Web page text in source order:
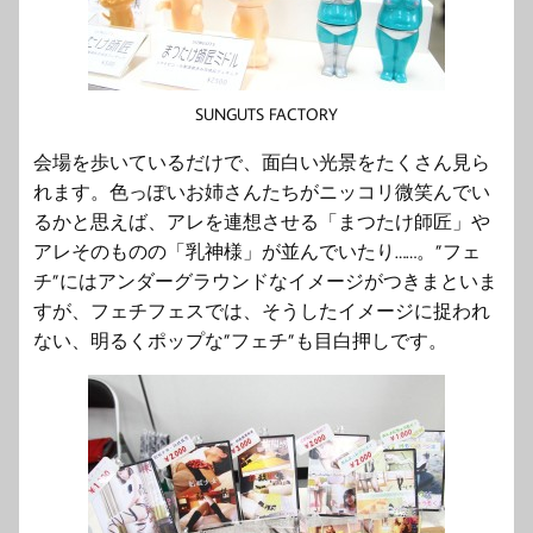
SUNGUTS FACTORY
会場を歩いているだけで、面白い光景をたくさん見ら
れます。色っぽいお姉さんたちがニッコリ微笑んでい
るかと思えば、アレを連想させる「まつたけ師匠」や
アレそのものの「乳神様」が並んでいたり……。”フェ
チ”にはアンダーグラウンドなイメージがつきまといま
すが、フェチフェスでは、そうしたイメージに捉われ
ない、明るくポップな”フェチ”も目白押しです。